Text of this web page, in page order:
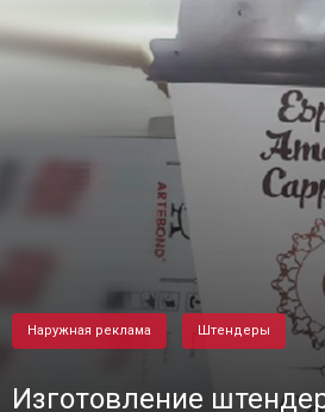
Наружная реклама Штендеры
Изготовление